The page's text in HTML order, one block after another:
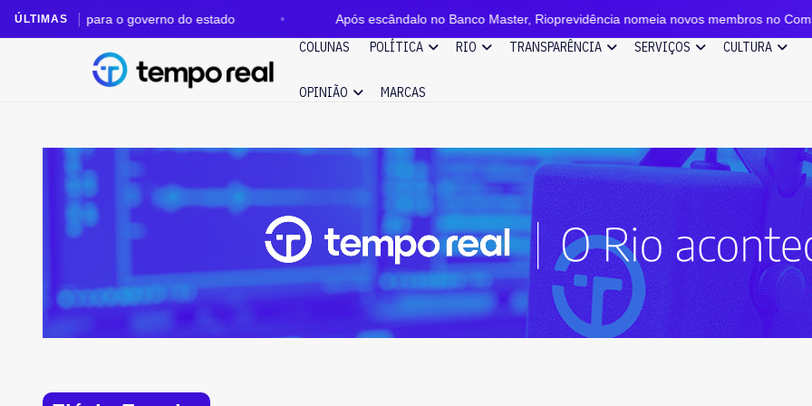
ÚLTIMAS
para o governo do estado Após escândalo no Banco Master, Rioprevidência nomeia novos membros no Comitê de
COLUNAS POLÍTICA RIO TRANSPARÊNCIA SERVIÇOS CULTURA
OPINIÃO MARCAS